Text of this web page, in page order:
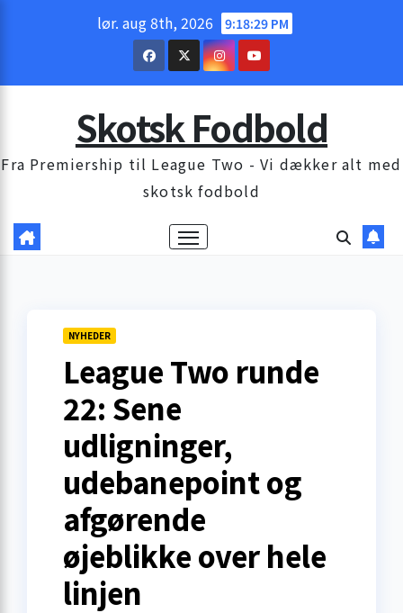
lør. aug 8th, 2026 9:18:31 PM
Skotsk Fodbold
Fra Premiership til League Two - Vi dækker alt med
skotsk fodbold
NYHEDER
League Two runde
22: Sene
udligninger,
udebanepoint og
afgørende
øjeblikke over hele
linjen